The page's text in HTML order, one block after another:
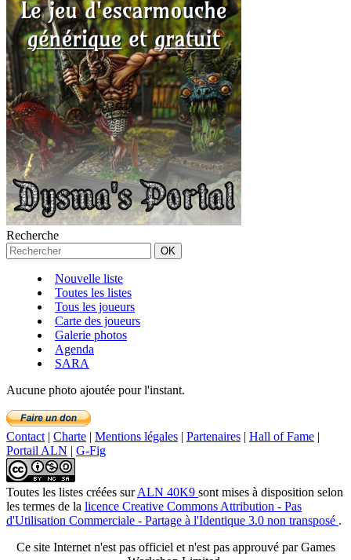
Recherche
Nouvelle liste
Toutes les listes
Tous les joueurs
Carte des joueurs
Galerie photos
Agenda
SARA
Aucune photo ajoutée pour l'instant.
Contact | Charte | Mentions légales | Partenaires | Hall of Fame |
Portail ALN | G-Fig
Toutes les listes créées surALN 40K9 sont mises à disposition selon
les termes de la licence Creative Commons Attribution - Pas
d'Utilisation Commerciale - Partage à l'Identique 3.0 non transposé .
Ce site Internet n'est pas officiel et n'est pas approuvé par Games